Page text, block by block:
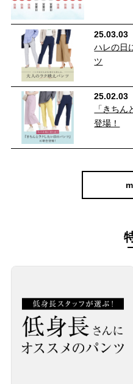
ヒップを立体的にみ
独自のパターン設計で、ヒッ
れいに見せてくれるよう設計。
後ろポケット部分にダーツを
あるヒップにみせることがで
た、ポケットがヒップ位置を
25.03.03
ハレの日
ツ
25.02.03
「きち
登場！